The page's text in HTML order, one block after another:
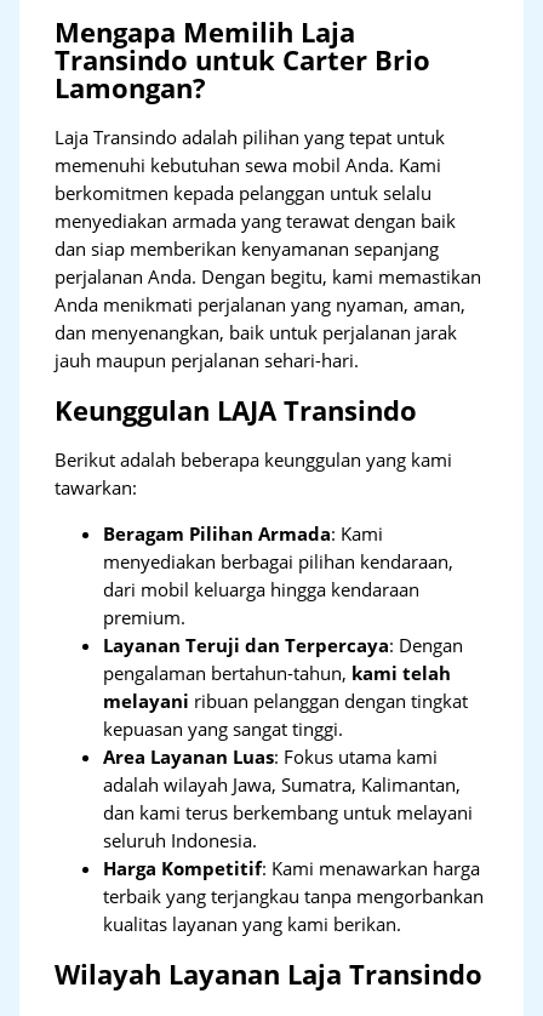
Mengapa Memilih Laja
Transindo untuk Carter Brio
Lamongan?
Laja Transindo adalah pilihan yang tepat untuk
memenuhi kebutuhan sewa mobil Anda. Kami
berkomitmen kepada pelanggan untuk selalu
menyediakan armada yang terawat dengan baik
dan siap memberikan kenyamanan sepanjang
perjalanan Anda. Dengan begitu, kami memastikan
Anda menikmati perjalanan yang nyaman, aman,
dan menyenangkan, baik untuk perjalanan jarak
jauh maupun perjalanan sehari-hari.
Keunggulan LAJA Transindo
Berikut adalah beberapa keunggulan yang kami
tawarkan:
Beragam Pilihan Armada: Kami
menyediakan berbagai pilihan kendaraan,
dari mobil keluarga hingga kendaraan
premium.
Layanan Teruji dan Terpercaya: Dengan
pengalaman bertahun-tahun, kami telah
melayani ribuan pelanggan dengan tingkat
kepuasan yang sangat tinggi.
Area Layanan Luas: Fokus utama kami
adalah wilayah Jawa, Sumatra, Kalimantan,
dan kami terus berkembang untuk melayani
seluruh Indonesia.
Harga Kompetitif: Kami menawarkan harga
terbaik yang terjangkau tanpa mengorbankan
kualitas layanan yang kami berikan.
Wilayah Layanan Laja Transindo